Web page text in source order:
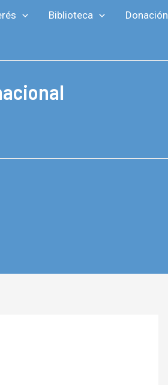
Biblioteca Donación